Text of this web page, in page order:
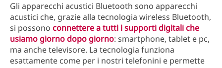
Gli apparecchi acustici Bluetooth sono apparecchi
acustici che, grazie alla tecnologia wireless Bluetooth,
si possono connettere a tutti i supporti digitali che
usiamo giorno dopo giorno: smartphone, tablet e pc,
ma anche televisore. La tecnologia funziona
esattamente come per i nostri telefonini e permette